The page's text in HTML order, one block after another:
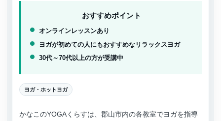
おすすめポイント
オンラインレッスンあり
ヨガが初めての人にもおすすめなリラックスヨガ
30代～70代以上の方が受講中
ヨガ・ホットヨガ
かなこのYOGAくらすは、郡山市内の各教室でヨガを指導